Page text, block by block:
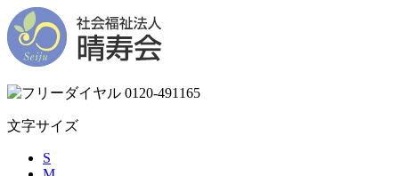
文字サイズ
S